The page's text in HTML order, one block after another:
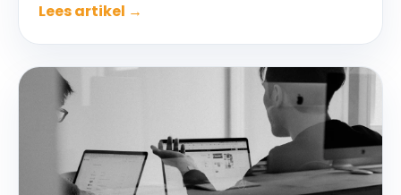
Lees artikel →